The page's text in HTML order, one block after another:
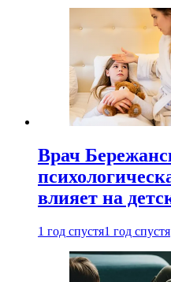
Врач
влияет на
1 год спустя1 год спустя